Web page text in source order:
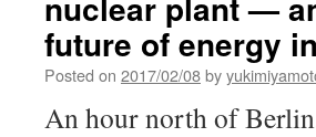
future of energy
Posted on 2017/02/08by
An hour north of